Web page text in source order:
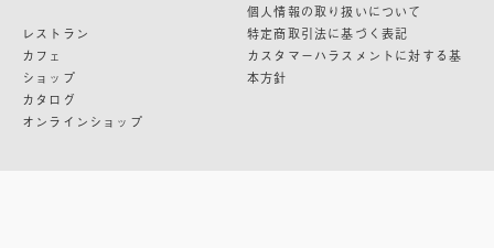
レストラン
カフェ
ショップ
カタログ
オンラインショップ
個人情報の取り扱いについて
特定商取引法に基づく表記
カスタマーハラスメントに対する基
本方針